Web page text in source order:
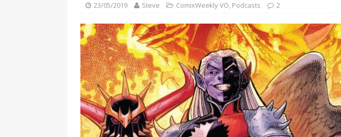
23/05/2019 Steve ComixWeekly VO, Podcasts 2